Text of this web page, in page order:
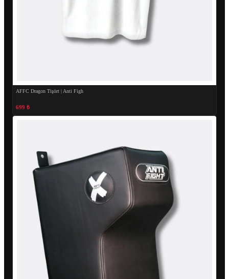
AFFC Dragon Tişört | Anti Figh
699 ₺